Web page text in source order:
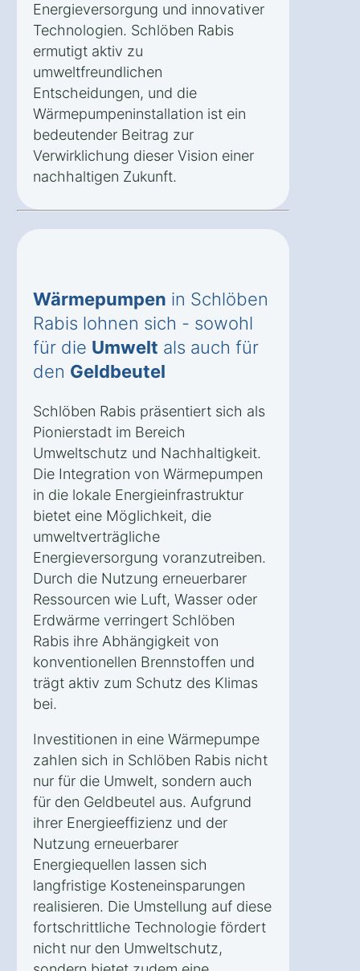
Energieversorgung und innovativer
Technologien. Schlöben Rabis
ermutigt aktiv zu
umweltfreundlichen
Entscheidungen, und die
Wärmepumpeninstallation ist ein
bedeutender Beitrag zur
Verwirklichung dieser Vision einer
nachhaltigen Zukunft.
Wärmepumpen in Schlöben
Rabis lohnen sich - sowohl
für die Umwelt als auch für
den Geldbeutel
Schlöben Rabis präsentiert sich als
Pionierstadt im Bereich
Umweltschutz und Nachhaltigkeit.
Die Integration von Wärmepumpen
in die lokale Energieinfrastruktur
bietet eine Möglichkeit, die
umweltverträgliche
Energieversorgung voranzutreiben.
Durch die Nutzung erneuerbarer
Ressourcen wie Luft, Wasser oder
Erdwärme verringert Schlöben
Rabis ihre Abhängigkeit von
konventionellen Brennstoffen und
trägt aktiv zum Schutz des Klimas
bei.
Investitionen in eine Wärmepumpe
zahlen sich in Schlöben Rabis nicht
nur für die Umwelt, sondern auch
für den Geldbeutel aus. Aufgrund
ihrer Energieeffizienz und der
Nutzung erneuerbarer
Energiequellen lassen sich
langfristige Kosteneinsparungen
realisieren. Die Umstellung auf diese
fortschrittliche Technologie fördert
nicht nur den Umweltschutz,